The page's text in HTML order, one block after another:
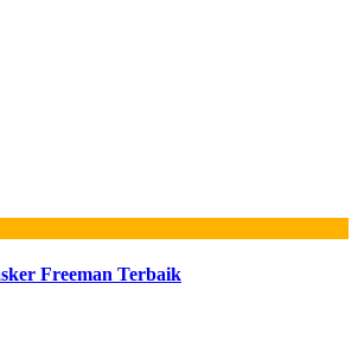
Freeman Terbaik